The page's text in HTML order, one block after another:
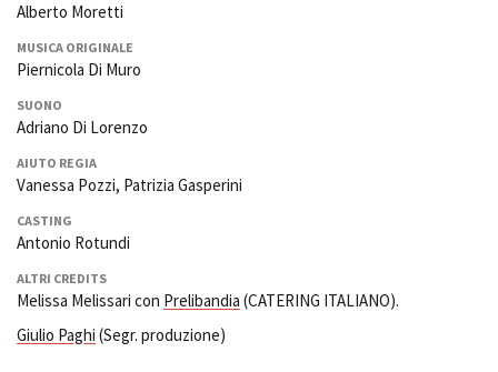
Alberto Moretti
MUSICA ORIGINALE
Piernicola Di Muro
SUONO
Adriano Di Lorenzo
AIUTO REGIA
Vanessa Pozzi, Patrizia Gasperini
CASTING
Antonio Rotundi
ALTRI CREDITS
Melissa Melissari con Prelibandia (CATERING ITALIANO).
Giulio Paghi (Segr. produzione)